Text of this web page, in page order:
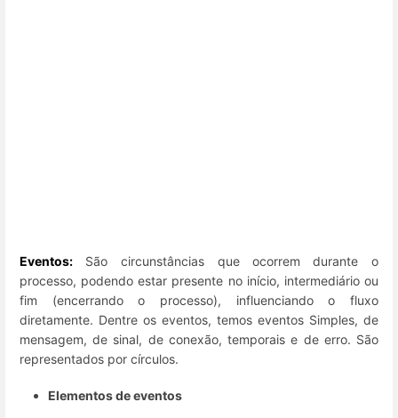
Eventos: São circunstâncias que ocorrem
durante o
processo, podendo estar presente no início, intermediário ou
fim (encerrando o processo), influenciando o fluxo
diretamente. Dentre os eventos, temos eventos Simples, de
mensagem, de sinal, de conexão, temporais e de erro. São
representados por círculos.
Elementos de eventos